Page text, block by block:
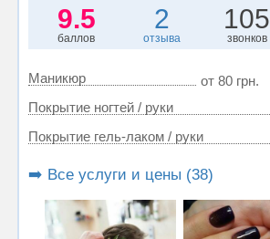
9.5
баллов
2
отзыва
105
звонков
Маникюр
от 80 грн.
Покрытие ногтей / руки
Покрытие гель-лаком / руки
➡️ Все услуги и цены (38)